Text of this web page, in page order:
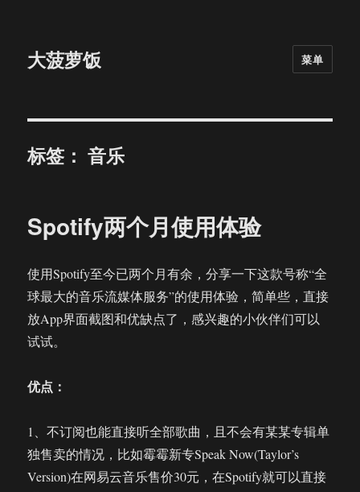
大菠萝饭 菜单
标签：音乐
Spotify两个月使用体验
使用Spotify至今已两个月有余，分享一下这款号称“全
球最大的音乐流媒体服务”的使用体验，简单些，直接
放App界面截图和优缺点了，感兴趣的小伙伴们可以
试试。
优点：
1、不订阅也能直接听全部歌曲，且不会有某某专辑单
独售卖的情况，比如霉霉新专Speak Now(Taylor’s
Version)在网易云音乐售价30元，在Spotify就可以直接